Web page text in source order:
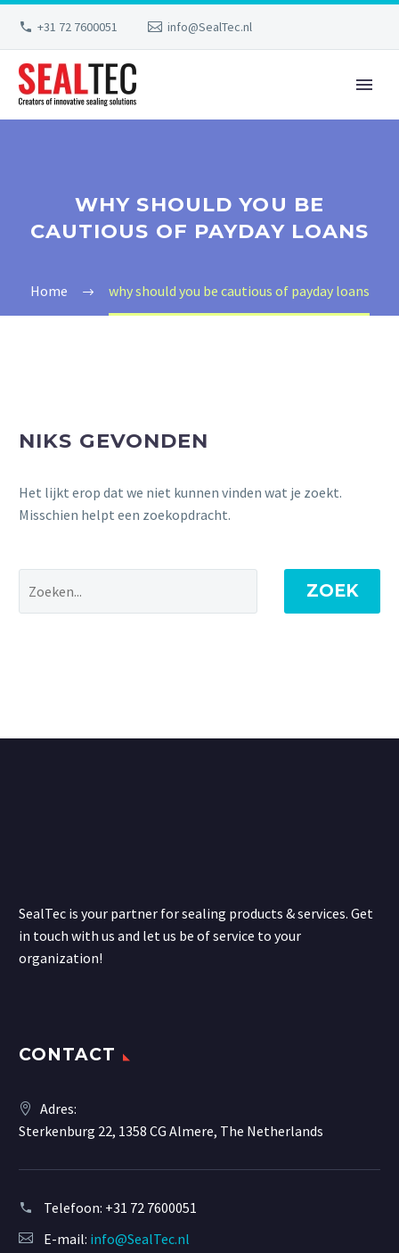
+31 72 7600051 info@SealTec.nl
WHY SHOULD YOU BE
CAUTIOUS OF PAYDAY LOANS
Home why should you be cautious of payday loans
NIKS GEVONDEN
Het lijkt erop dat we niet kunnen vinden wat je zoekt.
Misschien helpt een zoekopdracht.
ZOEK
SealTec is your partner for sealing products & services. Get
in touch with us and let us be of service to your
organization!
CONTACT
Adres:
Sterkenburg 22, 1358 CG Almere, The Netherlands
Telefoon: +31 72 7600051
E-mail: info@SealTec.nl